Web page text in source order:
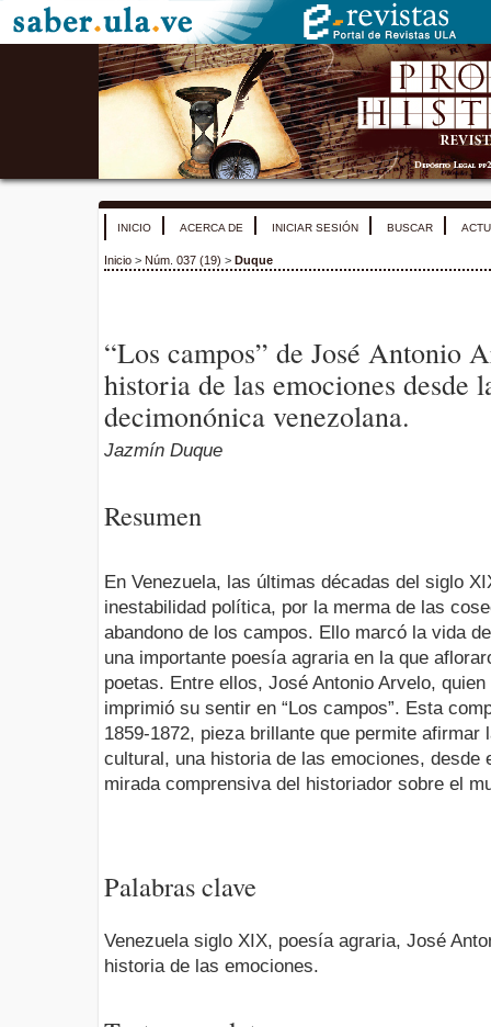
INICIO ACERCA DE INICIAR SESIÓN BUSCAR
Inicio > Núm. 037 (19) > Duque
“Los campos” de José Antonio
historia de las emociones desde
decimonónica venezolana.
Jazmín Duque
Resumen
En Venezuela, las últimas décadas del siglo
inestabilidad política, por la merma de las
abandono de los campos. Ello marcó la vida
una importante poesía agraria en la que
poetas. Entre ellos, José Antonio Arvelo,
imprimió su sentir en “Los campos”. Esta
1859-1872, pieza brillante que permite afirmar
cultural, una historia de las emociones,
mirada comprensiva del historiador sobre el
Palabras clave
Venezuela siglo XIX, poesía agraria, José
historia de las emociones.